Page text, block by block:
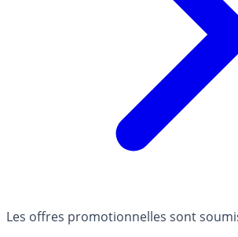
Les offres promotionnelles sont